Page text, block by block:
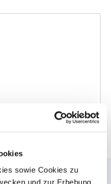
sowie Cookies zu
und zur Erhebung